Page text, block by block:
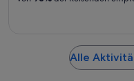
Alle